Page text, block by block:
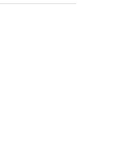
or unavailable